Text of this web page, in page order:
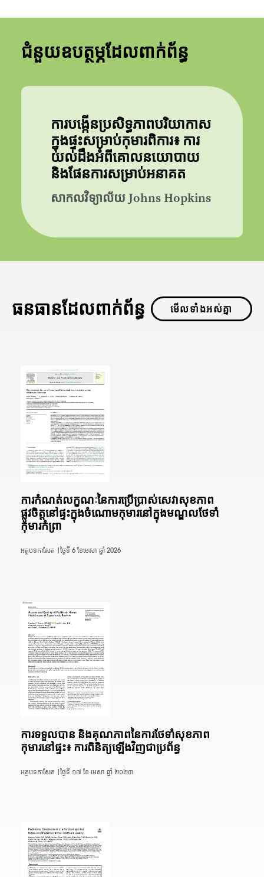
ជំនួយឧបត្ថម្ភដែលពាក់ព័ន្ធ
ការបង្កើនប្រសិទ្ធភាពបរិយាកាស
ក្នុងផ្ទះសម្រាប់កុមារពិការ៖ ការ
យល់ដឹងអំពីគោលនយោបាយ
និងផែនការសម្រាប់អនាគត
សាកលវិទ្យាល័យ Johns Hopkins
ធនធានដែលពាក់ព័ន្ធ មើលទាំងអស់គ្នា
ការកំណត់លក្ខណៈនៃការប្រើប្រាស់សេវាសុខភាព
ផ្លូវចិត្តនៅផ្ទះក្នុងចំណោមកុមារនៅក្នុងមណ្ឌលថែទាំ
កុមារកំព្រា
អត្ថបទកាសែត | ថ្ងៃទី 6 ខែមេសា ឆ្នាំ 2026
ការទទួលបាន និងគុណភាពនៃការថែទាំសុខភាព
កុមារនៅផ្ទះ៖ ការពិនិត្យឡើងវិញជាប្រព័ន្ធ
អត្ថបទកាសែត | ថ្ងៃទី ១៧ ខែ មេសា ឆ្នាំ ២០២៣